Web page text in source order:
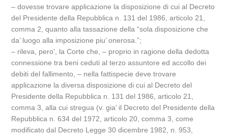
– dovesse trovare applicazione la disposizione di cui al Decreto
del Presidente della Repubblica n. 131 del 1986, articolo 21,
comma 2, quanto alla tassazione della “sola disposizione che
da’ luogo alla imposizione piu’ onerosa.”;
– rileva, pero’, la Corte che, – proprio in ragione della dedotta
connessione tra beni ceduti al terzo assuntore ed accollo dei
debiti del fallimento, – nella fattispecie deve trovare
applicazione la diversa disposizione di cui al Decreto del
Presidente della Repubblica n. 131 del 1986, articolo 21,
comma 3, alla cui stregua (v. gia’ il Decreto del Presidente della
Repubblica n. 634 del 1972, articolo 20, comma 3, come
modificato dal Decreto Legge 30 dicembre 1982, n. 953,